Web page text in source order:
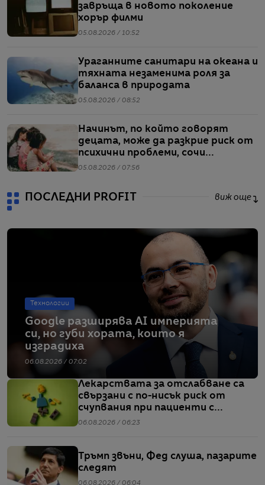
завръща в новото поколение
хорър филми
05.08.2026 / 10:52
Ураганните санитари на океана и
тяхната незаменима роля за
баланса в природата
05.08.2026 / 08:52
Начинът, по който говорят
децата, може да разкрие риск от
психични проблеми, сочи
проучване
05.08.2026 / 07:56
ПОСЛЕДНИ PROFIT виж още
Технологии
Google разширява AI империята
си, но губи хората, които я
изградиха
06.08.2026 / 07:02
Лекарствата за отслабване са
свързани с по-нисък риск от
счупвания при пациенти с
диабет, сочи проучване
06.08.2026 / 06:23
Тръмп звъни, Фед слуша, пазарите
следят